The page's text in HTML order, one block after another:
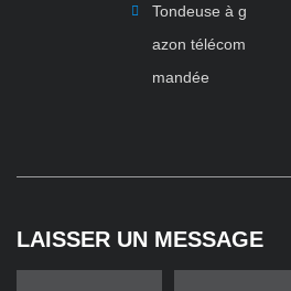
Tondeuse à g
azon télécom
mandée
LAISSER UN MESSAGE